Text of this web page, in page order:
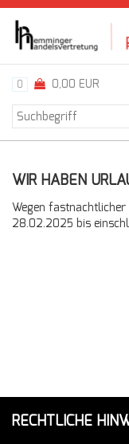
0 0,00 EUR
WIR HABEN
Wegen
28.02.2025 bis
RECHTLICHE